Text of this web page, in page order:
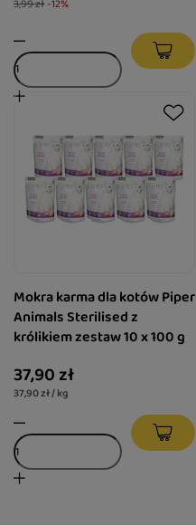
3,99 zł -12%
Mokra karma dla kotów Piper
Animals Sterilised z
królikiem zestaw 10 x 100 g
37,90 zł
37,90 zł / kg